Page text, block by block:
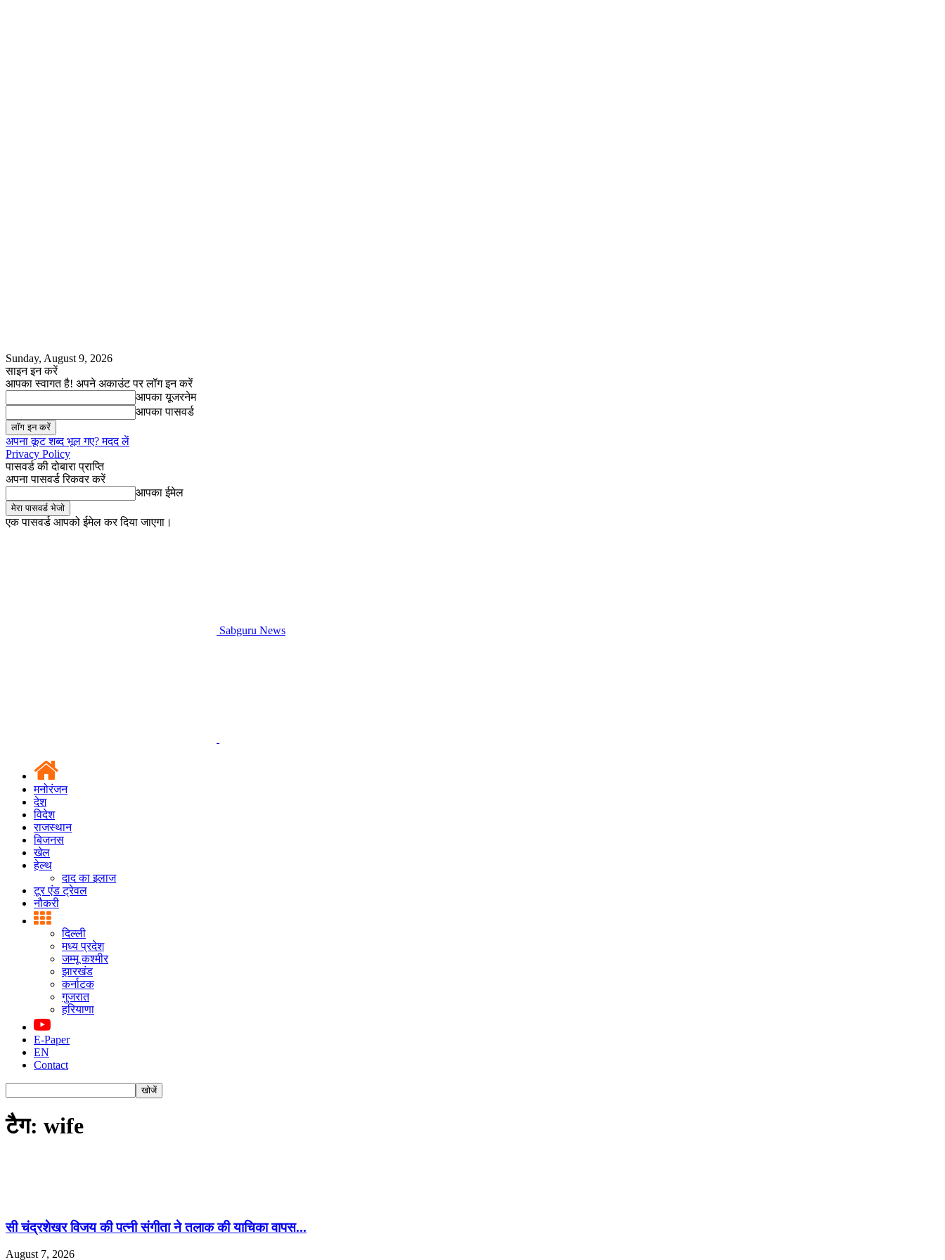
Sunday, August 9, 2026
साइन इन करें
आपका स्वागत है! अपने अकाउंट पर लॉग इन करें
आपका यूजरनेम
आपका पासवर्ड
अपना कूट शब्द भूल गए? मदद लें
Privacy Policy
पासवर्ड की दोबारा प्राप्ति
अपना पासवर्ड रिकवर करें
आपका ईमेल
एक पासवर्ड आपको ईमेल कर दिया जाएगा।
Sabguru News
मनोरंजन
देश
विदेश
राजस्थान
बिजनस
खेल
हेल्थ
दाद का इलाज
टूर एंड ट्रेवल
नौकरी
दिल्ली
मध्य प्रदेश
जम्मू कश्मीर
झारखंड
कर्नाटक
गुजरात
हरियाणा
E-Paper
EN
Contact
टैग: wife
सी चंद्रशेखर विजय की पत्नी संगीता ने तलाक की याचिका वापस...
August 7, 2026